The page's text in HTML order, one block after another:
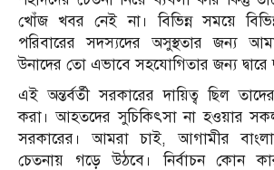
খোঁজ খবর নেই না। বিভিন্ন সময়ে
পরিবারের সদস্যদের অসুস্থতার জন্য
উনাদের তো এভাবে সহযোগিতার জন্য দ্বারে
এই অন্তর্বর্তী সরকারের দায়িত্ব ছিল
করা। আহতদের সুচিকিৎসা না হওয়ার
সরকারের। আমরা চাই, আগামীর
চেতনায় গড়ে উঠবে। নির্বাচন কোন